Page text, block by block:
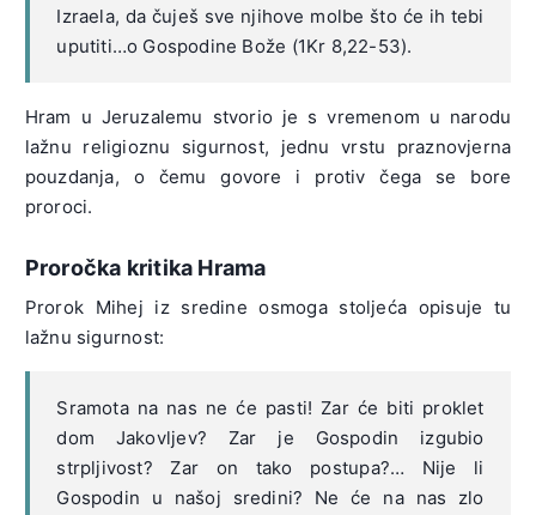
Izraela, da čuješ sve njihove molbe što će ih tebi
uputiti…o Gospodine Bože (1Kr 8,22-53).
Hram u Jeruzalemu stvorio je s vremenom u narodu
lažnu religioznu sigurnost, jednu vrstu praznovjerna
pouzdanja, o čemu govore i protiv čega se bore
proroci.
Proročka kritika Hrama
Prorok Mihej iz sredine osmoga stoljeća opisuje tu
lažnu sigurnost:
Sramota na nas ne će pasti! Zar će biti proklet
dom Jakovljev? Zar je Gospodin izgubio
strpljivost? Zar on tako postupa?… Nije li
Gospodin u našoj sredini? Ne će na nas zlo